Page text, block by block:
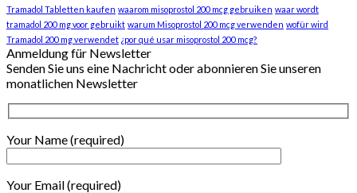
Tramadol Tabletten kaufen waarom misoprostol 200 mcg gebruiken waar wordt
tramadol 200 mg voor gebruikt warum Misoprostol 200 mcg verwenden wofür wird
Tramadol 200 mg verwendet ¿por qué usar misoprostol 200 mcg?
Anmeldung für Newsletter
Senden Sie uns eine Nachricht oder abonnieren Sie unseren
monatlichen Newsletter
Your Name (required)
Your Email (required)